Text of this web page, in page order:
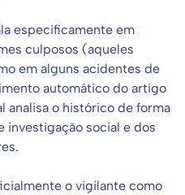
especificamente em
culposos (aqueles
em alguns acidentes de
automático do artigo
analisa o histórico de forma
investigação social e dos
o vigilante como